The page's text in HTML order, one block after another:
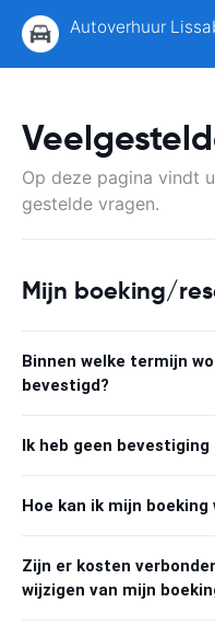
Autoverhuur
Op deze pagina vindt
gestelde vragen.
Mijn boeking/
Binnen welke termijn
bevestigd?
Ik heb geen
Hoe kan ik mijn
Zijn er kosten
wijzigen van mijn